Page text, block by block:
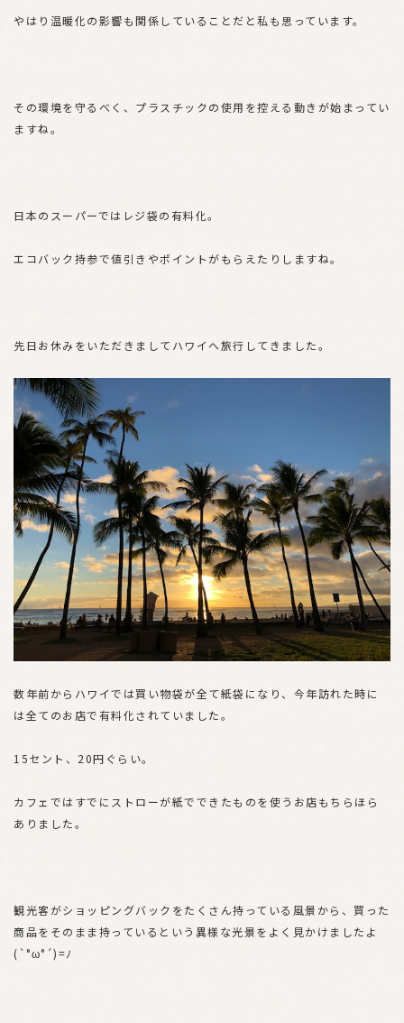
やはり温暖化の影響も関係していることだと私も思っています。
その環境を守るべく、プラスチックの使用を控える動きが始まってい
ますね。
日本のスーパーではレジ袋の有料化。
エコバック持参で値引きやポイントがもらえたりしますね。
先日お休みをいただきましてハワイへ旅行してきました。
数年前からハワイでは買い物袋が全て紙袋になり、今年訪れた時に
は全てのお店で有料化されていました。
15セント、20円ぐらい。
カフェではすでにストローが紙でできたものを使うお店もちらほら
ありました。
観光客がショッピングバックをたくさん持っている風景から、買った
商品をそのまま持っているという異様な光景をよく見かけましたよ
(`°ω°´)=ﾉ